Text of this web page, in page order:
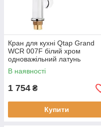
Кран для кухні Qtap Grand
WCR 007F білий хром
одноважільний латунь
В наявності
1 754 ₴
Купити